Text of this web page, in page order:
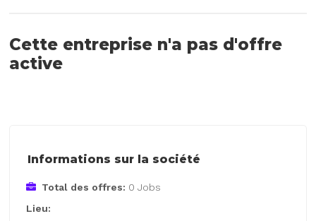
Cette entreprise n'a pas d'offre
active
Informations sur la société
Total des offres: 0 Jobs
Lieu: